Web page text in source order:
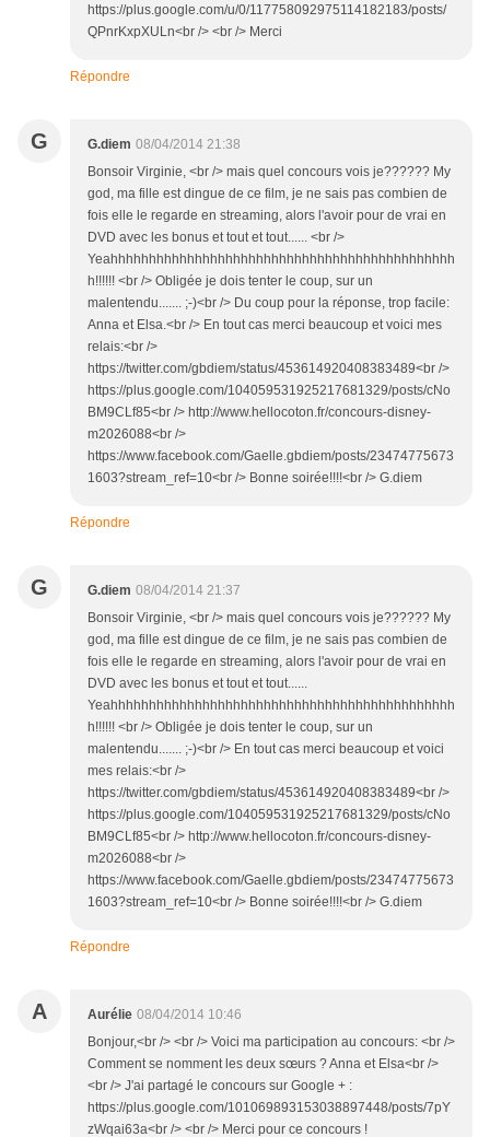
https://plus.google.com/u/0/117758092975114182183/posts/
QPnrKxpXULn<br /> <br /> Merci
Répondre
G G.diem 08/04/2014 21:38
Bonsoir Virginie, <br /> mais quel concours vois je?????? My
god, ma fille est dingue de ce film, je ne sais pas combien de
fois elle le regarde en streaming, alors l'avoir pour de vrai en
DVD avec les bonus et tout et tout...... <br />
Yeahhhhhhhhhhhhhhhhhhhhhhhhhhhhhhhhhhhhhhhhhhhhh
h!!!!!! <br /> Obligée je dois tenter le coup, sur un
malentendu....... ;-)<br /> Du coup pour la réponse, trop facile:
Anna et Elsa.<br /> En tout cas merci beaucoup et voici mes
relais:<br />
https://twitter.com/gbdiem/status/453614920408383489<br />
https://plus.google.com/104059531925217681329/posts/cNo
BM9CLf85<br /> http://www.hellocoton.fr/concours-disney-
m2026088<br />
https://www.facebook.com/Gaelle.gbdiem/posts/23474775673
1603?stream_ref=10<br /> Bonne soirée!!!!<br /> G.diem
Répondre
G G.diem 08/04/2014 21:37
Bonsoir Virginie, <br /> mais quel concours vois je?????? My
god, ma fille est dingue de ce film, je ne sais pas combien de
fois elle le regarde en streaming, alors l'avoir pour de vrai en
DVD avec les bonus et tout et tout......
Yeahhhhhhhhhhhhhhhhhhhhhhhhhhhhhhhhhhhhhhhhhhhhh
h!!!!!! <br /> Obligée je dois tenter le coup, sur un
malentendu....... ;-)<br /> En tout cas merci beaucoup et voici
mes relais:<br />
https://twitter.com/gbdiem/status/453614920408383489<br />
https://plus.google.com/104059531925217681329/posts/cNo
BM9CLf85<br /> http://www.hellocoton.fr/concours-disney-
m2026088<br />
https://www.facebook.com/Gaelle.gbdiem/posts/23474775673
1603?stream_ref=10<br /> Bonne soirée!!!!<br /> G.diem
Répondre
A Aurélie 08/04/2014 10:46
Bonjour,<br /> <br /> Voici ma participation au concours: <br />
Comment se nomment les deux sœurs ? Anna et Elsa<br />
<br /> J'ai partagé le concours sur Google + :
https://plus.google.com/101069893153038897448/posts/7pY
zWqai63a<br /> <br /> Merci pour ce concours !